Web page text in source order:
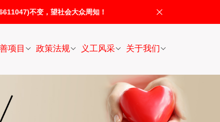
不变，望社会大众周知！
项目 政策法规 义工风采 关于我们